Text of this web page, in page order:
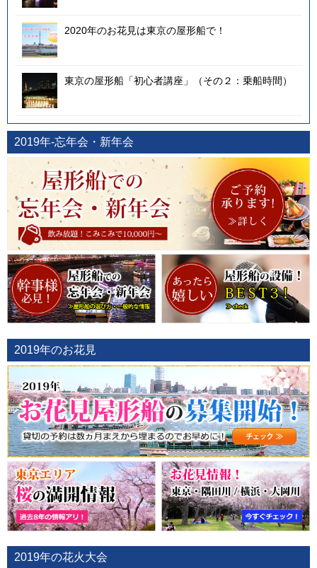
2020年のお花見は東京の屋形船で！
東京の屋形船「初心者講座」（その２：乗船時間）
2019年-忘年会・新年会
2019年のお花見
2019年の花火大会